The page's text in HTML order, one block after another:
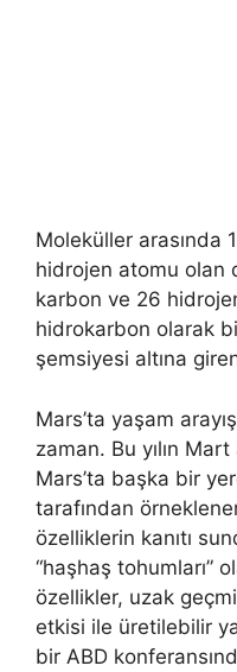
Moleküller arasında
hidrojen atomu olan
karbon ve 26
hidrokarbon olarak
şemsiyesi altına
Mars’ta yaşam
zaman. Bu yılın
Mars’ta başka bir
tarafından
özelliklerin kanıtı
“haşhaş tohumları”
özellikler, uzak
etkisi ile üretilebilir
bir ABD